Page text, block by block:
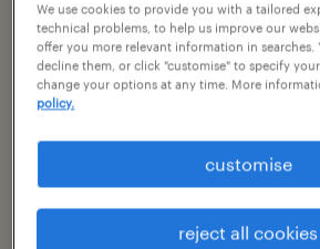
contact
kerem özdemir
contact email
kerem.ozdemir@randstad.dk
reference number
We use cookies to provide you with a tailored
technical problems, to help us improve our
offer you more relevant information in searches.
decline them, or click "customise" to specify
change your options at any time. More
policy.
customise
reject all cookies